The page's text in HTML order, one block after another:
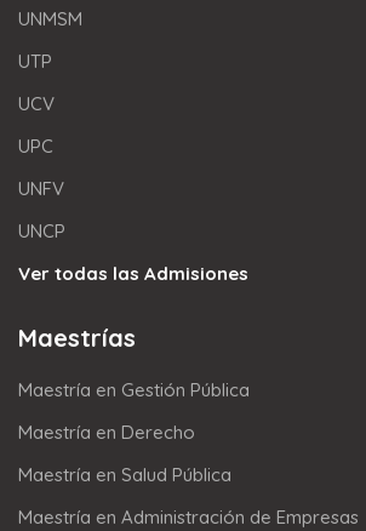
UNMSM
UTP
UCV
UPC
UNFV
UNCP
Ver todas las Admisiones
Maestrías
Maestría en Gestión Pública
Maestría en Derecho
Maestría en Salud Pública
Maestría en Administración de Empresas